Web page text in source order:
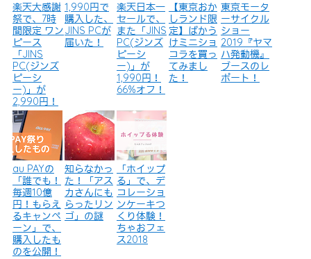
楽天大感謝
祭で、7時
間限定 ワン
ピース
「JINS
PC(ジンズ
ピーシ
ー)」が
2,990円！
1,990円で
購入した、
JINS PCが
届いた！
楽天日本一
セールで、
また「JINS
PC(ジンズ
ピーシ
ー)」が
1,990円！
66%オフ！
【東京おか
しランド限
定】ばかう
けミニショ
コラを買っ
てみまし
た！
東京モータ
ーサイクル
ショー
2019『ヤマ
ハ発動機』
ブースのレ
ポート！
au PAYの
「誰でも！
毎週10億
円！もらえ
るキャンペ
ーン」で、
購入したも
のを公開！
知らなかっ
た！「アス
カさんにも
らったリン
ゴ」の謎
「ホイップ
る」で、デ
コレーショ
ンケーキつ
くり体験！
ちゃおフェ
ス2018